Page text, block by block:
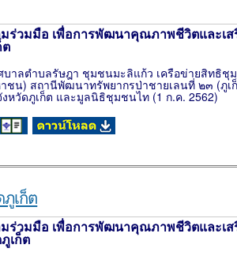
ร่วมมือ เพื่อการพัฒนาคุณภาพชีวิตและเ
บาลตำบลรัษฎา ชุมชนมะลิแก้ว เครือข่ายสิท
าชน) สถานีพัฒนาทรัพยากรป่าชายเลนที่ ๒๓ (ภู
หวัดภูเก็ต และมูลนิธิชุมชนไท (1 ก.ค. 2562)
เก็ต
ร่วมมือ เพื่อการพัฒนาคุณภาพชีวิตและเ
เก็ต